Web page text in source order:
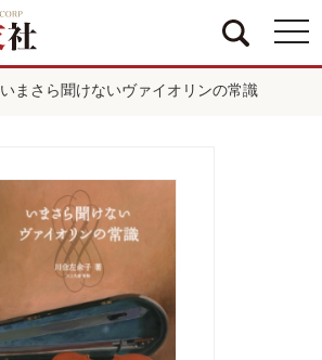
いまさら聞けないヴァイオリンの常識